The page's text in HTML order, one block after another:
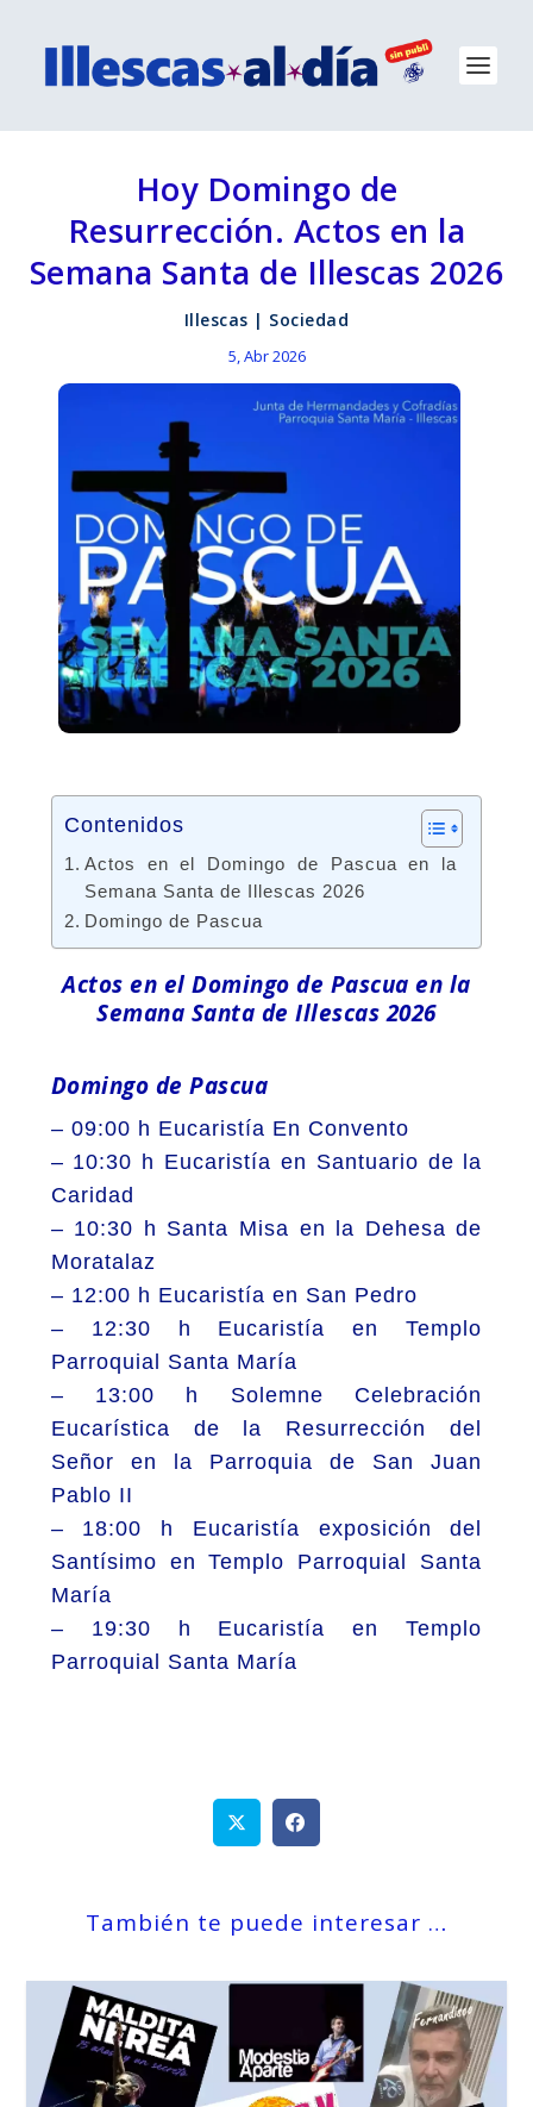
Hoy Domingo de
Resurrección. Actos en la
Semana Santa de Illescas 2026
Illescas | Sociedad
5, Abr 2026
Contenidos
Actos en el Domingo de Pascua en la
Semana Santa de Illescas 2026
Domingo de Pascua
Actos en el Domingo de Pascua en la
Semana Santa de Illescas 2026
Domingo de Pascua
– 09:00 h Eucaristía En Convento
– 10:30 h Eucaristía en Santuario de la
Caridad
– 10:30 h Santa Misa en la Dehesa de
Moratalaz
– 12:00 h Eucaristía en San Pedro
– 12:30 h Eucaristía en Templo
Parroquial Santa María
– 13:00 h Solemne Celebración
Eucarística de la Resurrección del
Señor en la Parroquia de San Juan
Pablo II
– 18:00 h Eucaristía exposición del
Santísimo en Templo Parroquial Santa
María
– 19:30 h Eucaristía en Templo
Parroquial Santa María
También te puede interesar …